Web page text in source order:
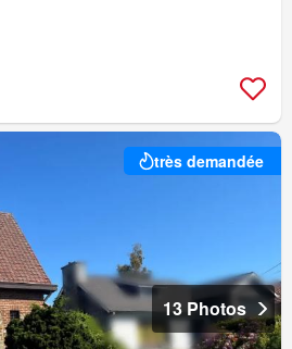
très demandée
13 Photos